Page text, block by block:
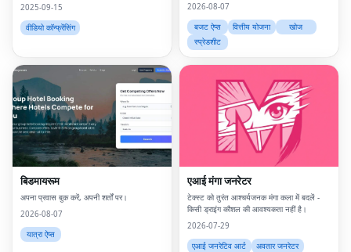
2025-09-15
वीडियो कॉन्फ्रेंसिंग
2026-08-07
बजट ऐप्स
वित्तीय योजना
खोज
स्प्रेडशीट
बिडमायरूम
अपना प्रवास बुक करें, अपनी शर्तों पर।
2026-08-07
यात्रा ऐप्स
एआई मंगा जनरेटर
टेक्स्ट को तुरंत आश्चर्यजनक मंगा कला में बदलें -
किसी ड्राइंग कौशल की आवश्यकता नहीं है।
2026-07-29
एआई जनरेटिव आर्ट
अवतार जनरेटर